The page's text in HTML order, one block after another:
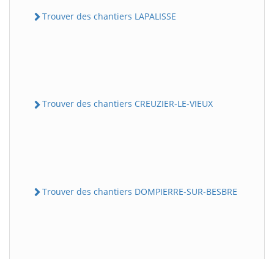
Trouver des chantiers LAPALISSE
Trouver des chantiers CREUZIER-LE-VIEUX
Trouver des chantiers DOMPIERRE-SUR-BESBRE